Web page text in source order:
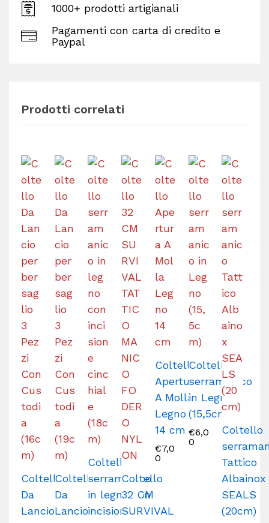
1000+ prodotti artigianali
Pagamenti con carta di credito e
Paypal
Prodotti correlati
Coltello
Da
Lancio
Coltello
Da
Lancio
Coltello
serramanico
in legno con
incisione
Coltello
32 CM
SURVIVAL
Coltello
Apertura
A Molla
Legno
14 cm
€7,0
0
Coltello
serramanico
in Legno
(15,5cm)
€6,0
0
Coltello
Tattico
Albainox
SEALS
(20cm)